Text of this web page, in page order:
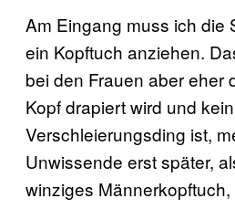
Am Eingang muss ich die
ein Kopftuch anziehen.
bei den Frauen aber eher
Kopf drapiert wird und
Verschleierungsding ist,
Unwissende erst später,
winziges